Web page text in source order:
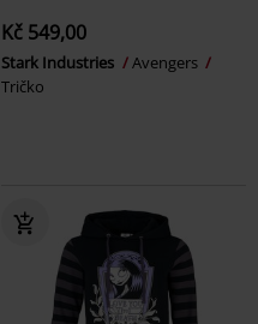
Kč 549,00
Stark Industries
Avengers
Tričko